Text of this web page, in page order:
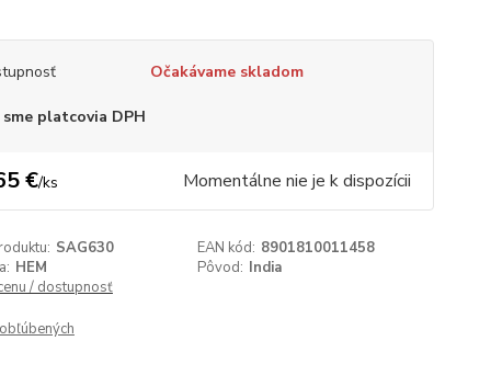
Očakávame skladom
sme platcovia DPH
€/ks Momentálne nie je k dispozícii
SAG630 EAN kód: 8901810011458
HEM Pôvod: India
/ dostupnosť